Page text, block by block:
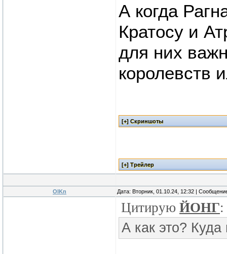
А когда
Кратосу и
для них
королевств
OlKn Дата: Вторник, 01.10.24, 12:32 |
Цитирую ЙОНГ:
А как это? Куда